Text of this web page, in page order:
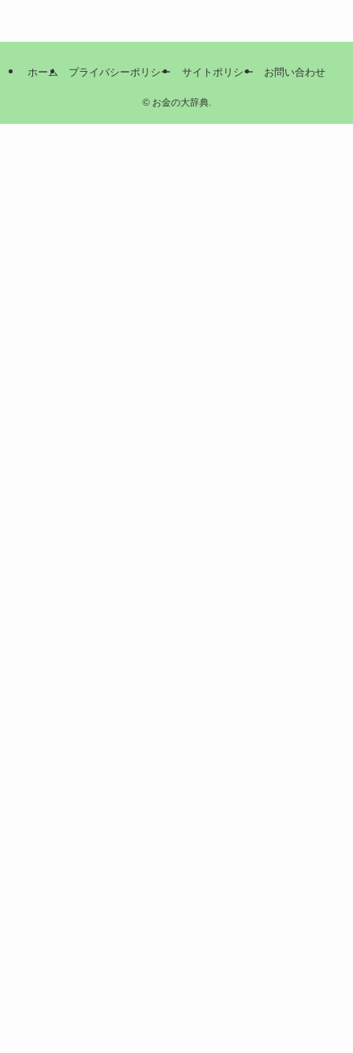
ホーム プライバシーポリシー サイトポリシー お問い合わせ
©お金の大辞典.